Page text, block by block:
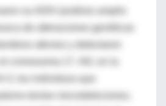
de alteraciones genéticas
3, los individuos que